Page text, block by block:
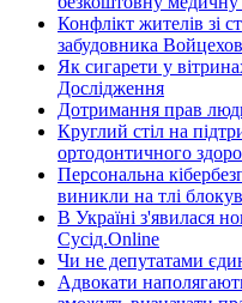
Конфлікт жителів зі
забудовника
Як сигарети у
Дослідження
Дотримання прав
Круглий стіл на
ортодонтичного
Персональна
виникли на тлі
В Україні з'явилася
Сусід.Online
Чи не депутатами
Адвокати